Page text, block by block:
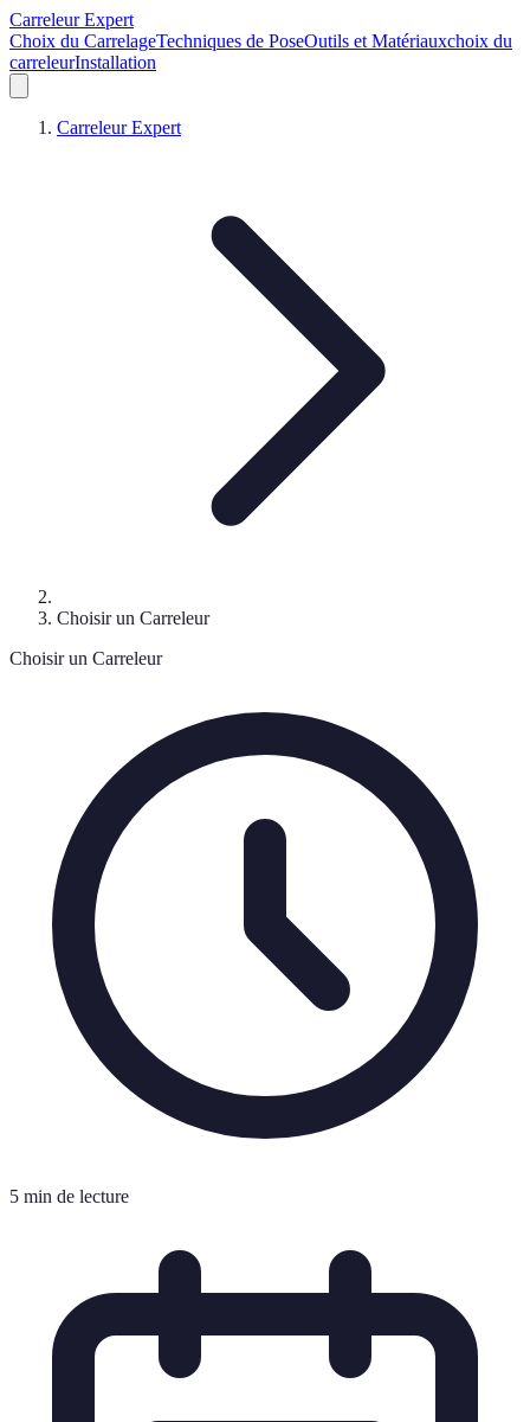
Carreleur Expert
Choix du CarrelageTechniques de PoseOutils et Matériauxchoix du
carreleurInstallation
Carreleur Expert
Choisir un Carreleur
Choisir un Carreleur
5 min de lecture